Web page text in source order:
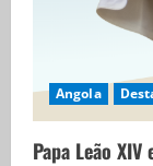
Angola
Papa Leão